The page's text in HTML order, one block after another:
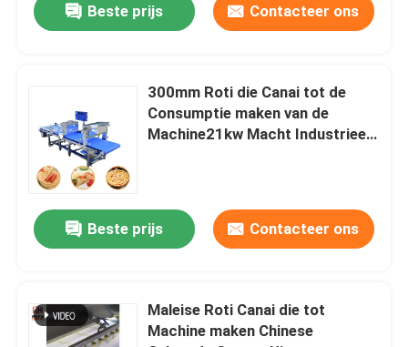
Ongeveer ons
Fabrieksreis
Contacteer ons
Beste prijs Contacteer ons
300mm Roti die Canai tot de
Consumptie maken van de
Machine21kw Macht Industrieel
Beste prijs Contacteer ons
Maleise Roti Canai die tot
Machine maken Chinese